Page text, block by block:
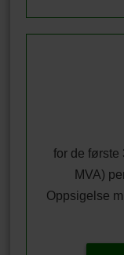
for de første
MVA)
Oppsigelse